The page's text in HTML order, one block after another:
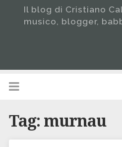
Il blog di Cristiano
musico, blogger,
Tag: murnau